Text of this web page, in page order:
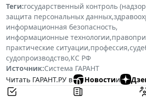
Теги:государственный контроль
защита персональных данных,
информационная безопасность,
информационные технологии,
практические ситуации,профессия,
судопроизводство,КС РФ
Источник:Система ГАРАНТ
Читать ГАРАНТ.РУ в
Новостии